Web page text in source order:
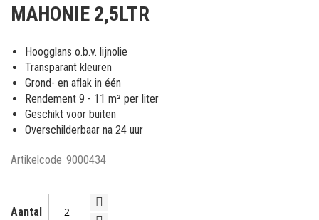
afbeeldingen-
MAHONIE 2,5LTR
Hoogglans o.b.v. lijnolie
Transparant kleuren
Grond- en aflak in één
Rendement 9 - 11 m² per liter
Geschikt voor buiten
Overschilderbaar na 24 uur
Artikelcode 9000434
Aantal